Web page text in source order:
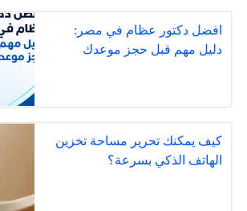
افضل دكتور عظام في مصر:
دليل مهم قبل حجز موعدك
كيف يمكنك تحرير مساحة تخزين
الهاتف الذكي بسرعة؟